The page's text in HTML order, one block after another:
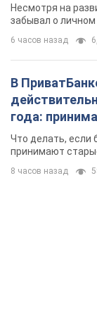
Несмотря на
забывал о
6 часов назад
В
года:
банки такие
Что делать, если
принимают
8 часов назад